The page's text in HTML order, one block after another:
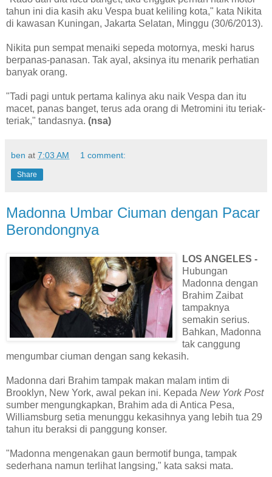
tahun ini dia kasih aku Vespa buat keliling kota," kata Nikita
di kawasan Kuningan, Jakarta Selatan, Minggu (30/6/2013).
Nikita pun sempat menaiki sepeda motornya, meski harus
berpanas-panasan. Tak ayal, aksinya itu menarik perhatian
banyak orang.
"Tadi pagi untuk pertama kalinya aku naik Vespa dan itu
macet, panas banget, terus ada orang di Metromini itu teriak-
teriak," tandasnya. (nsa)
ben at 7:03 AM 1 comment:
Share
Madonna Umbar Ciuman dengan Pacar
Berondongnya
LOS ANGELES -
Hubungan
Madonna dengan
Brahim Zaibat
tampaknya
semakin serius.
Bahkan, Madonna
tak canggung
mengumbar ciuman dengan sang kekasih.
Madonna dari Brahim tampak makan malam intim di
Brooklyn, New York, awal pekan ini. Kepada New York Post
sumber mengungkapkan, Brahim ada di Antica Pesa,
Williamsburg setia menunggu kekasihnya yang lebih tua 29
tahun itu beraksi di panggung konser.
"Madonna mengenakan gaun bermotif bunga, tampak
sederhana namun terlihat langsing," kata saksi mata.